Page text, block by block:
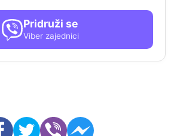
Pridruži se
Viber zajednici